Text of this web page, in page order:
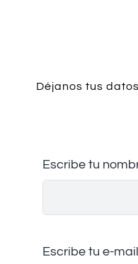
Déjanos tus
Escribe tu
Escribe tu e-